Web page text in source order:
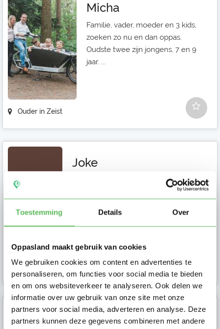
Toestemming Details Over
Oppasland maakt gebruik van cookies
We gebruiken cookies om content en advertenties te
personaliseren, om functies voor social media te bieden
en om ons websiteverkeer te analyseren. Ook delen we
informatie over uw gebruik van onze site met onze
partners voor social media, adverteren en analyse. Deze
partners kunnen deze gegevens combineren met andere
Ouder in Zeist
Micha
Familie, vader, moeder en 3 kids,
zoeken zo nu en dan oppas.
Oudste twee zijn jongens, 7 en 9
jaar. ...
Ouder in Zeist
Joke
Ik woon samen met Floris en onze 2
zoontjes van 6 en 8 jaar in Zeist. Wij zijn
Thessa